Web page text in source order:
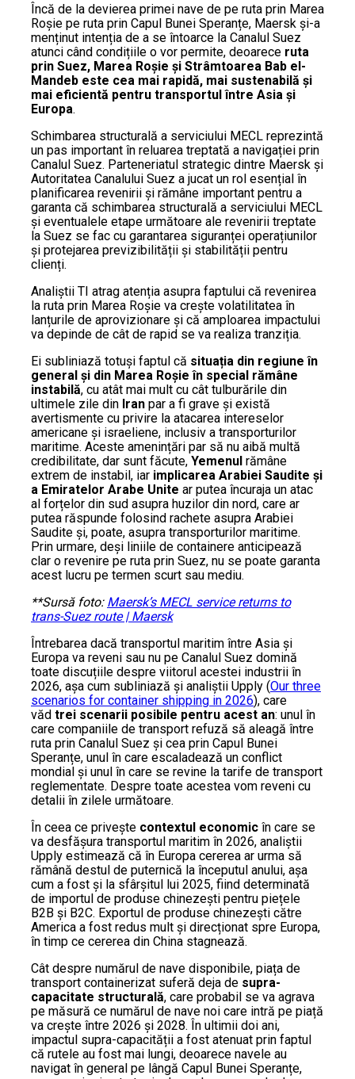
Încă de la devierea primei nave de pe ruta prin Marea
Roșie pe ruta prin Capul Bunei Speranțe, Maersk și-a
menținut intenția de a se întoarce la Canalul Suez
atunci când condițiile o vor permite, deoarece ruta
prin Suez, Marea Roșie și Strâmtoarea Bab el-
Mandeb este cea mai rapidă, mai sustenabilă și
mai eficientă pentru transportul între Asia și
Europa.
Schimbarea structurală a serviciului MECL reprezintă
un pas important în reluarea treptată a navigației prin
Canalul Suez. Parteneriatul strategic dintre Maersk și
Autoritatea Canalului Suez a jucat un rol esențial în
planificarea revenirii și rămâne important pentru a
garanta că schimbarea structurală a serviciului MECL
și eventualele etape următoare ale revenirii treptate
la Suez se fac cu garantarea siguranței operațiunilor
și protejarea previzibilității și stabilității pentru
clienți.
Analiștii TI atrag atenția asupra faptului că revenirea
la ruta prin Marea Roșie va crește volatilitatea în
lanțurile de aprovizionare și că amploarea impactului
va depinde de cât de rapid se va realiza tranziția.
Ei subliniază totuși faptul că situația din regiune în
general și din Marea Roșie în special rămâne
instabilă, cu atât mai mult cu cât tulburările din
ultimele zile din Iran par a fi grave și există
avertismente cu privire la atacarea intereselor
americane și israeliene, inclusiv a transporturilor
maritime. Aceste amenințări par să nu aibă multă
credibilitate, dar sunt făcute, Yemenul rămâne
extrem de instabil, iar implicarea Arabiei Saudite și
a Emiratelor Arabe Unite ar putea încuraja un atac
al forțelor din sud asupra huzilor din nord, care ar
putea răspunde folosind rachete asupra Arabiei
Saudite și, poate, asupra transporturilor maritime.
Prin urmare, deși liniile de containere anticipează
clar o revenire pe ruta prin Suez, nu se poate garanta
acest lucru pe termen scurt sau mediu.
**Sursă foto: Maersk’s MECL service returns to
trans-Suez route | Maersk
Întrebarea dacă transportul maritim între Asia și
Europa va reveni sau nu pe Canalul Suez domină
toate discuțiile despre viitorul acestei industrii în
2026, așa cum subliniază și analiștii Upply (Our three
scenarios for container shipping in 2026), care
văd trei scenarii posibile pentru acest an: unul în
care companiile de transport refuză să aleagă între
ruta prin Canalul Suez și cea prin Capul Bunei
Speranțe, unul în care escaladează un conflict
mondial și unul în care se revine la tarife de transport
reglementate. Despre toate acestea vom reveni cu
detalii în zilele următoare.
În ceea ce privește contextul economic în care se
va desfășura transportul maritim în 2026, analiștii
Upply estimează că în Europa cererea ar urma să
rămână destul de puternică la începutul anului, așa
cum a fost și la sfârșitul lui 2025, fiind determinată
de importul de produse chinezești pentru piețele
B2B și B2C. Exportul de produse chinezești către
America a fost redus mult și direcționat spre Europa,
în timp ce cererea din China stagnează.
Cât despre numărul de nave disponibile, piața de
transport containerizat suferă deja de supra-
capacitate structurală, care probabil se va agrava
pe măsură ce numărul de nave noi care intră pe piață
va crește între 2026 și 2028. În ultimii doi ani,
impactul supra-capacității a fost atenuat prin faptul
că rutele au fost mai lungi, deoarece navele au
navigat în general pe lângă Capul Bunei Speranțe,